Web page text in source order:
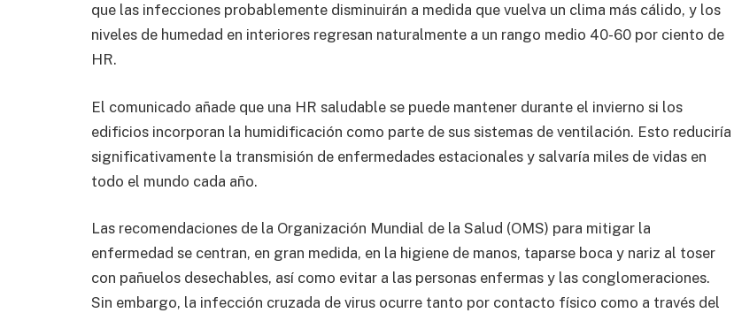
que las infecciones probablemente disminuirán a medida que vuelva un clima más cálido, y los
niveles de humedad en interiores regresan naturalmente a un rango medio 40-60 por ciento de
HR.
El comunicado añade que una HR saludable se puede mantener durante el invierno si los
edificios incorporan la humidificación como parte de sus sistemas de ventilación. Esto reduciría
significativamente la transmisión de enfermedades estacionales y salvaría miles de vidas en
todo el mundo cada año.
Las recomendaciones de la Organización Mundial de la Salud (OMS) para mitigar la
enfermedad se centran, en gran medida, en la higiene de manos, taparse boca y nariz al toser
con pañuelos desechables, así como evitar a las personas enfermas y las conglomeraciones.
Sin embargo, la infección cruzada de virus ocurre tanto por contacto físico como a través del